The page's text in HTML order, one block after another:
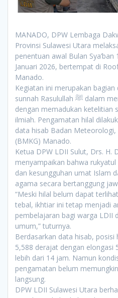
MANADO, DPW Lembaga
Provinsi Sulawesi Utara
penentuan awal Bulan
Januari 2026, bertempat di
Manado.
Kegiatan ini merupakan
sunnah Rasulullah ﷺ dalam menetapkan waktu ibadah,
dengan memadukan ketelitian
ilmiah. Pengamatan hilal
data hisab Badan
(BMKG) Manado.
Ketua DPW LDII Sulut, Drs. H.
menyampaikan bahwa
dan kesungguhan umat Islam
agama secara bertanggung
“Meski hilal belum dapat
tebal, ikhtiar ini tetap menjadi
pembelajaran bagi warga LDII
umum,” tuturnya.
Berdasarkan data hisab,
5,588 derajat dengan elongasi
lebih dari 14 jam. Namun
pengamatan belum
langsung.
DPW LDII Sulawesi Utara